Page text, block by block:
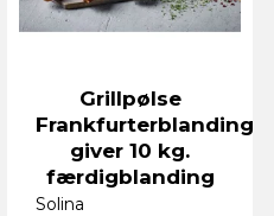
Grillpølse
Frankfurterblanding
giver 10 kg.
færdigblanding
Solina